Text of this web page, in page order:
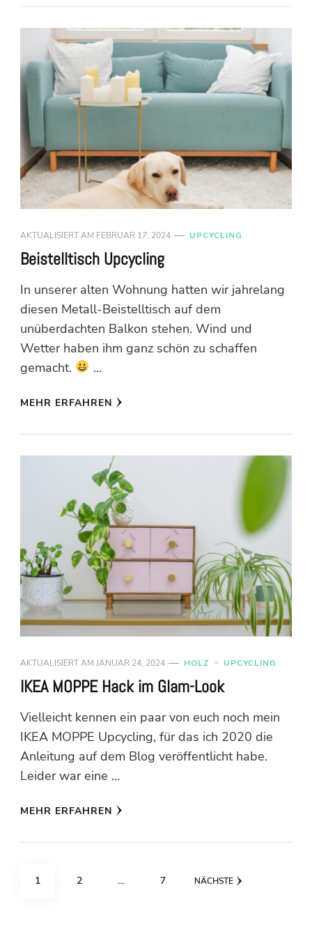
AKTUALISIERT AM FEBRUAR 17, 2024 UPCYCLING
Beistelltisch Upcycling
In unserer alten Wohnung hatten wir jahrelang
diesen Metall-Beistelltisch auf dem
unüberdachten Balkon stehen. Wind und
Wetter haben ihm ganz schön zu schaffen
gemacht.
…
MEHR ERFAHREN
AKTUALISIERT AM JANUAR 24, 2024 HOLZ UPCYCLING
IKEA MOPPE Hack im Glam-Look
Vielleicht kennen ein paar von euch noch mein
IKEA MOPPE Upcycling, für das ich 2020 die
Anleitung auf dem Blog veröffentlicht habe.
Leider war eine …
MEHR ERFAHREN
Seitennummerierung
SEITE
1 SEITE
2 … SEITE
7 NÄCHSTE